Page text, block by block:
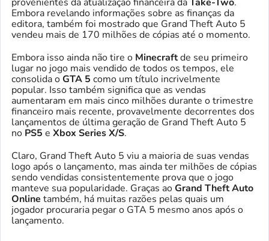
Embora revelando informações sobre as finanças da
editora, também foi mostrado que Grand Theft Auto 5
vendeu mais de 170 milhões de cópias até o momento.
Embora isso ainda não tire o Minecraftde seu primeiro
lugar no jogo mais vendido de todos os tempos, ele
consolida oGTA 5 como um título incrivelmente
popular. Isso também significa que as vendas
aumentaram em mais cinco milhões durante o trimestre
financeiro mais recente, provavelmente decorrentes dos
lançamentos de última geração de Grand Theft Auto 5
no PS5 e Xbox Series X/S.
Claro, Grand Theft Auto 5 viu a maioria de suas vendas
logo após o lançamento, mas ainda ter milhões de cópias
sendo vendidas consistentemente prova que o jogo
manteve sua popularidade. Graças aoGrand Theft Auto
Online também, há muitas razões pelas quais um
jogador procuraria pegar o GTA 5 mesmo anos após o
lançamento.